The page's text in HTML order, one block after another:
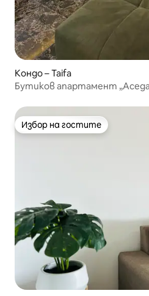
Кондо – Taifa
Бутиков апартамент
Избор на гостите
Избор на гостите